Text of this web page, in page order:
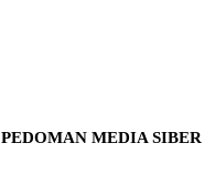
PEDOMAN MEDIA SIBER